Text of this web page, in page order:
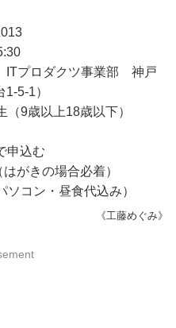
ITプロダクツ事業部 神戸
5-1）
9歳以上18歳以下）
申込む
がきの場合必着）
コン・昼食代込み）
《工藤めぐみ》